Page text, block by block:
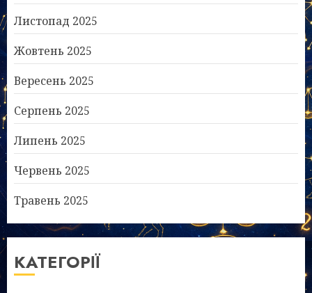
Листопад 2025
Жовтень 2025
Вересень 2025
Серпень 2025
Липень 2025
Червень 2025
Травень 2025
КАТЕГОРІЇ